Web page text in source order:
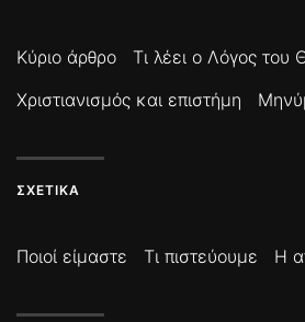
Κύριο άρθρο Τι λέει ο Λόγος του
Χριστιανισμός και επιστήμη
ΣΧΕΤΙΚΆ
Ποιοί είμαστε Τι πιστεύουμε Η